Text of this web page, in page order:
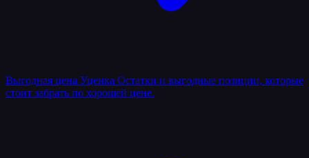
Выгодная цена Уценка Остатки и выгодные позиции, которые
стоит забрать по хорошей цене.